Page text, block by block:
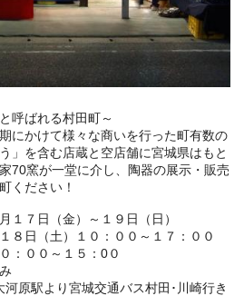
呼ばれる村田町～
にかけて様々な商いを行った町有数の
」を含む店蔵と空店舗に宮城県はもと
70窯が一堂に介し、陶器の展示・販売
ください！
７日（金）～１９日（日）
日（土）１０：００～１７：００
０～１５：0０
原駅より宮城交通バス村田･川崎行き